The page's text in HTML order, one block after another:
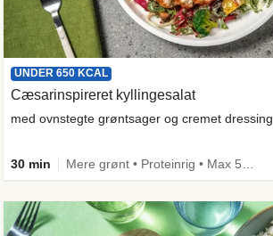
UNDER 650 KCAL
Cæsarinspireret kyllingesalat
med ovnstegte grøntsager og cremet dressing
30 min